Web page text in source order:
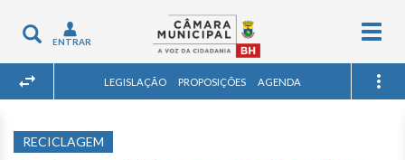
Toggle
navigation
ENTRAR
LEGISLAÇÃO PROPOSIÇÕES AGENDA
RECICLAGEM